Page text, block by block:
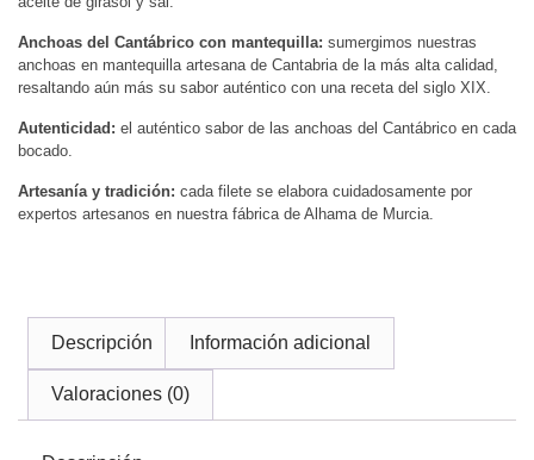
Anchoas del Cantábrico con mantequilla: sumergimos nuestras
anchoas en mantequilla artesana de Cantabria de la más alta calidad,
resaltando aún más su sabor auténtico con una receta del siglo XIX.
Autenticidad: el auténtico sabor de las anchoas del Cantábrico en cada
bocado.
Artesanía y tradición: cada filete se elabora cuidadosamente por
expertos artesanos en nuestra fábrica de Alhama de Murcia.
Descripción Información adicional
Valoraciones (0)